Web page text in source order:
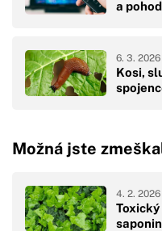
a
Kosi,
6. 3. 2026
Možná jste
4. 2. 2026